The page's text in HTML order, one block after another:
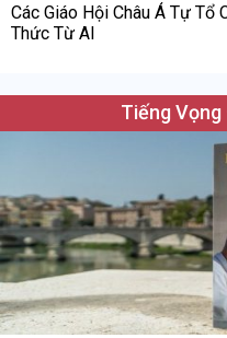
Các Giáo Hội Châu Á Tự Tổ
Thức Từ AI
Tiếng